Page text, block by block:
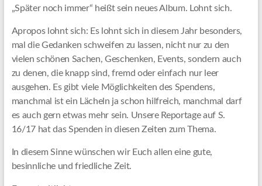
„Später noch immer“ heißt sein neues Album. Lohnt sich.
Apropos lohnt sich: Es lohnt sich in diesem Jahr besonders,
mal die Gedanken schweifen zu lassen, nicht nur zu den
vielen schönen Sachen, Geschenken, Events, sondern auch
zu denen, die knapp sind, fremd oder einfach nur leer
ausgehen. Es gibt viele Möglichkeiten des Spendens,
manchmal ist ein Lächeln ja schon hilfreich, manchmal darf
es auch gern etwas mehr sein. Unsere Reportage auf S.
16/17 hat das Spenden in diesen Zeiten zum Thema.
In diesem Sinne wünschen wir Euch allen eine gute,
besinnliche und friedliche Zeit.